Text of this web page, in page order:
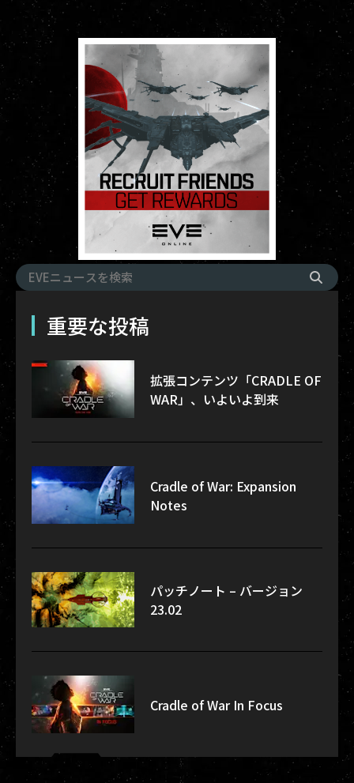
重要な投稿
拡張コンテンツ「CRADLE OF
WAR」、いよいよ到来
Cradle of War: Expansion
Notes
パッチノート – バージョン
23.02
Cradle of War In Focus